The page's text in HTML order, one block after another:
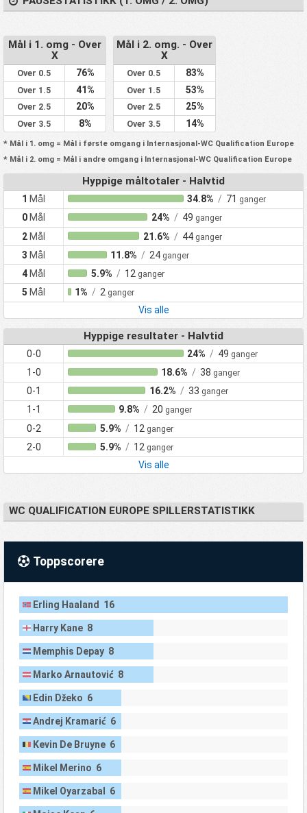
Mål i 1. omg - Over
X
Over 0.5 76%
Over 1.5 41%
Over 2.5 20%
Over 3.5 8%
Mål i 2. omg. - Over
X
Over 0.5 83%
Over 1.5 53%
Over 2.5 25%
Over 3.5 14%
* Mål i 1. omg = Mål i første omgang i Internasjonal-WC Qualification Europe
* Mål i 2. omg = Mål i andre omgang i Internasjonal-WC Qualification Europe
Hyppige måltotaler - Halvtid
1 Mål 34.8% / 71 ganger
0 Mål 24% / 49 ganger
2Mål 21.6% / 44 ganger
3 Mål 11.8% / 24 ganger
4 Mål 5.9% / 12 ganger
5 Mål 1% / 2 ganger
Vis alle
Hyppige resultater - Halvtid
0-0 24% / 49 ganger
1-0 18.6% / 38 ganger
0-1 16.2% / 33 ganger
1-1 9.8% / 20 ganger
0-2 5.9% / 12 ganger
2-0 5.9% / 12 ganger
Vis alle
WC QUALIFICATION EUROPE SPILLERSTATISTIKK
Toppscorere
Erling Haaland 16
Harry Kane 8
Memphis Depay 8
Marko Arnautović 8
Edin Džeko 6
Andrej Kramarić 6
Kevin De Bruyne 6
Mikel Merino 6
Mikel Oyarzabal 6